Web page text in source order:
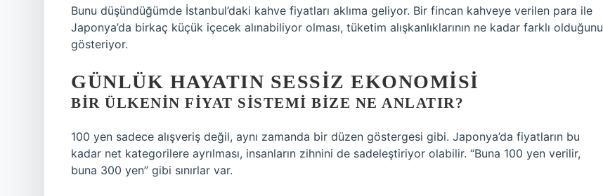
Bunu düşündüğümde İstanbul’daki kahve fiyatları aklıma geliyor. Bir fincan kahveye verilen para ile
Japonya’da birkaç küçük içecek alınabiliyor olması, tüketim alışkanlıklarının ne kadar farklı olduğunu
gösteriyor.
GÜNLÜK HAYATIN SESSIZ EKONOMISI
BIR ÜLKENIN FIYAT SISTEMI BIZE NE ANLATIR?
100 yen sadece alışveriş değil, aynı zamanda bir düzen göstergesi gibi. Japonya’da fiyatların bu
kadar net kategorilere ayrılması, insanların zihnini de sadeleştiriyor olabilir. “Buna 100 yen verilir,
buna 300 yen” gibi sınırlar var.